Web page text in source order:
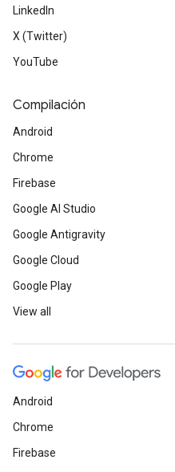
LinkedIn
X (Twitter)
YouTube
Compilación
Android
Chrome
Firebase
Google AI Studio
Google Antigravity
Google Cloud
Google Play
View all
Android
Chrome
Firebase